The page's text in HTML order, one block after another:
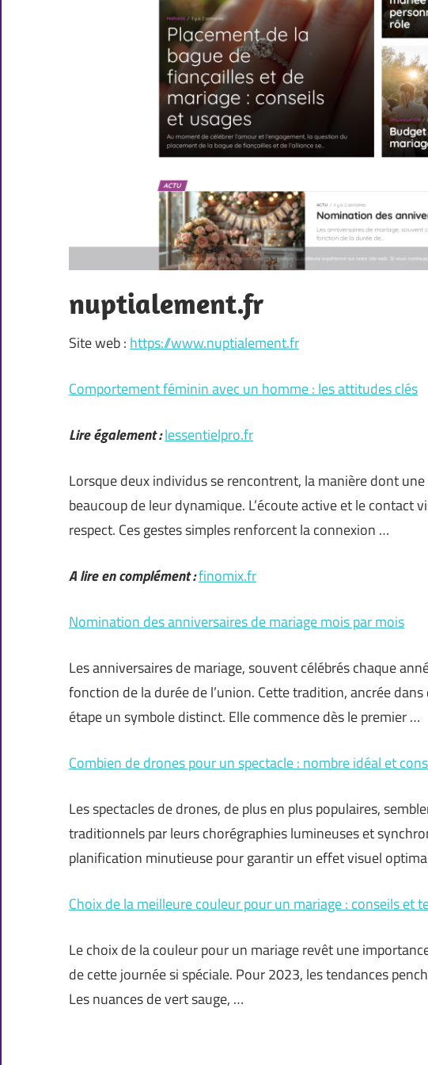
nuptialement.fr
Site web : https://www.nuptialement.fr
Comportement féminin avec un homme : les attitudes clés
Lire également :lessentielpro.fr
Lorsque deux individus se rencontrent, la manière dont
beaucoup de leur dynamique. L’écoute active et le contact
respect. Ces gestes simples renforcent la connexion …
A lire en complément :finomix.fr
Nomination des anniversaires de mariage mois par mois
Les anniversaires de mariage, souvent célébrés chaque
fonction de la durée de l’union. Cette tradition, ancrée
étape un symbole distinct. Elle commence dès le premier …
Combien de drones pour un spectacle : nombre idéal et
Les spectacles de drones, de plus en plus populaires,
traditionnels par leurs chorégraphies lumineuses et
planification minutieuse pour garantir un effet visuel
Choix de la meilleure couleur pour un mariage : conseils et
Le choix de la couleur pour un mariage revêt une
de cette journée si spéciale. Pour 2023, les tendances
Les nuances de vert sauge, …